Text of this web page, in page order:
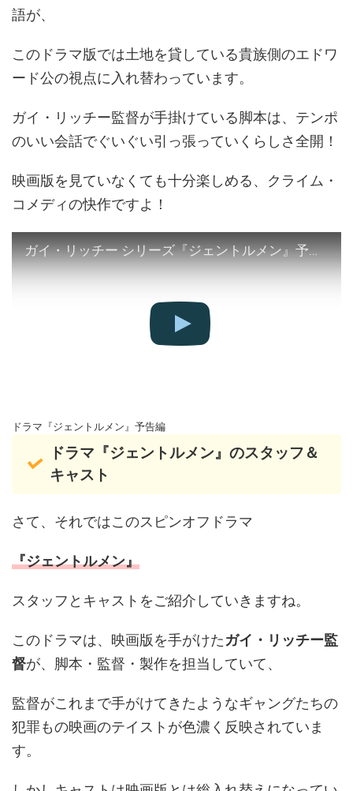
語が、
このドラマ版では土地を貸している貴族側のエドワ
ード公の視点に入れ替わっています。
ガイ・リッチー監督が手掛けている脚本は、テンポ
のいい会話でぐいぐい引っ張っていくらしさ全開！
映画版を見ていなくても十分楽しめる、クライム・
コメディの快作ですよ！
ガイ・リッチー シリーズ『ジェントルメン』予告編 - Netflix
ドラマ『ジェントルメン』予告編
ドラマ『ジェントルメン』のスタッフ＆
キャスト
さて、それではこのスピンオフドラマ
『ジェントルメン』
スタッフとキャストをご紹介していきますね。
このドラマは、映画版を手がけたガイ・リッチー監
督が、脚本・監督・製作を担当していて、
監督がこれまで手がけてきたようなギャングたちの
犯罪もの映画のテイストが色濃く反映されていま
す。